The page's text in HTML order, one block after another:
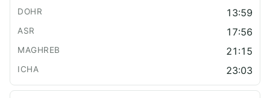
13:59
17:56
21:15
23:03